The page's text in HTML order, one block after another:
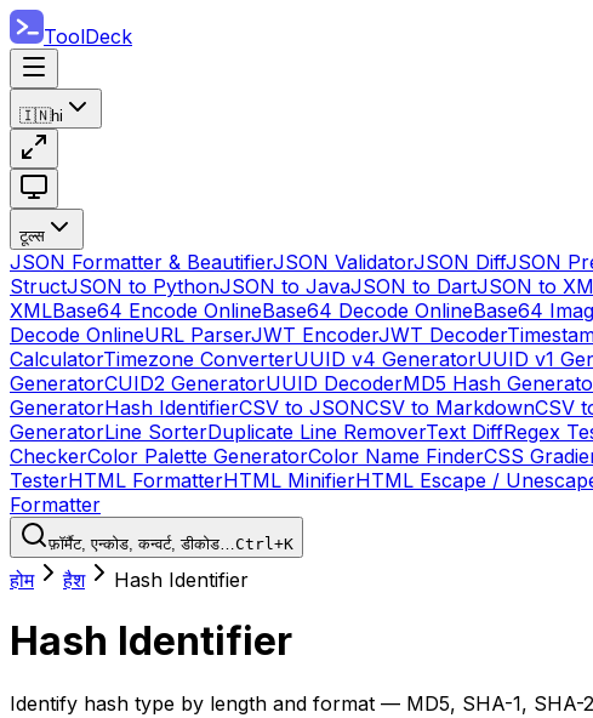
ToolDeck
🇮🇳hi
टूल्स
JSON Formatter & BeautifierJSON ValidatorJSON DiffJSON
StructJSON to PythonJSON to JavaJSON to DartJSON to
XMLBase64 Encode OnlineBase64 Decode OnlineBase64
Decode OnlineURL ParserJWT EncoderJWT Decoder
CalculatorTimezone ConverterUUID v4 GeneratorUUID v1
GeneratorCUID2 GeneratorUUID DecoderMD5 Hash
GeneratorHash IdentifierCSV to JSONCSV to MarkdownCSV
GeneratorLine SorterDuplicate Line RemoverText DiffRegex
CheckerColor Palette GeneratorColor Name FinderCSS
TesterHTML FormatterHTML MinifierHTML Escape /
Formatter
फ़ॉर्मैट, एन्कोड, कन्वर्ट, डीकोड…Ctrl+K
होम हैश Hash Identifier
Hash Identifier
Identify hash type by length and format — MD5, SHA-1, SHA-